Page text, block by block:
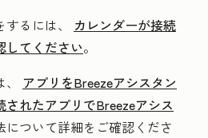
るには、 カレンダーが接続
してください。
アプリをBreezeアシスタン
されたアプリでBreezeアシス
について詳細をご確認くださ